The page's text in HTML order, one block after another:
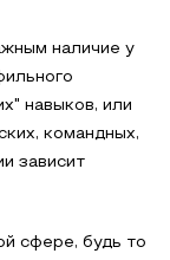
наличие у
навыков, или
командных,
зависит
сфере, будь то